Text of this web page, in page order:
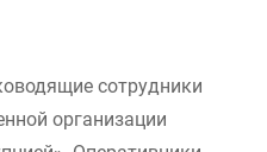
сотрудники
организации